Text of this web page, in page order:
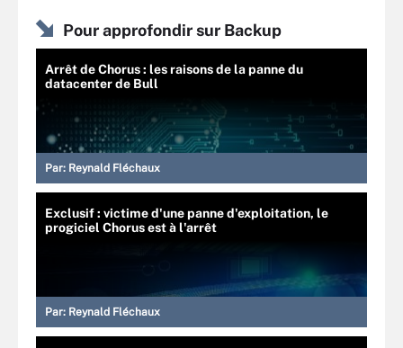
Pour approfondir sur Backup
Arrêt de Chorus : les raisons de la panne du
datacenter de Bull
Par: Reynald Fléchaux
Exclusif : victime d'une panne d'exploitation, le
progiciel Chorus est à l'arrêt
Par: Reynald Fléchaux